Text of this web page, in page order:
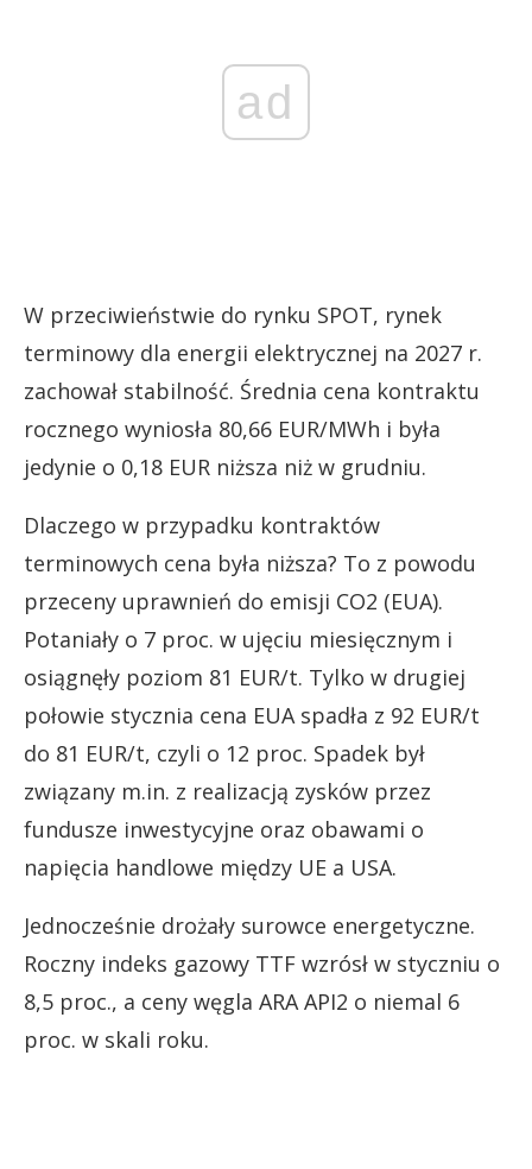
ad
W przeciwieństwie do rynku SPOT, rynek
terminowy dla energii elektrycznej na 2027 r.
zachował stabilność. Średnia cena kontraktu
rocznego wyniosła 80,66 EUR/MWh i była
jedynie o 0,18 EUR niższa niż w grudniu.
Dlaczego w przypadku kontraktów
terminowych cena była niższa? To z powodu
przeceny uprawnień do emisji CO2 (EUA).
Potaniały o 7 proc. w ujęciu miesięcznym i
osiągnęły poziom 81 EUR/t. Tylko w drugiej
połowie stycznia cena EUA spadła z 92 EUR/t
do 81 EUR/t, czyli o 12 proc. Spadek był
związany m.in. z realizacją zysków przez
fundusze inwestycyjne oraz obawami o
napięcia handlowe między UE a USA.
Jednocześnie drożały surowce energetyczne.
Roczny indeks gazowy TTF wzrósł w styczniu o
8,5 proc., a ceny węgla ARA API2 o niemal 6
proc. w skali roku.